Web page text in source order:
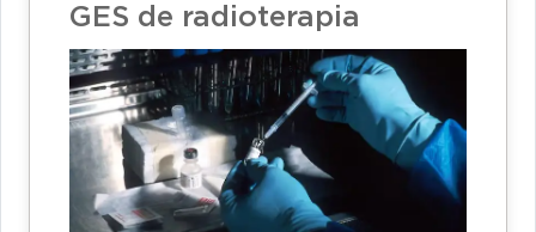
GES de radioterapia